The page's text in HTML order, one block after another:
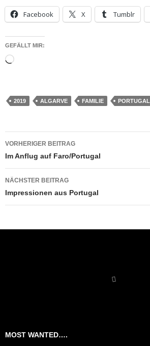
Facebook X Tumblr
GEFÄLLT MIR:
Wird
2019 ALGARVE FAMILIE PORTUGAL
Beitragsnavigation
VORHERIGER BEITRAG
Im Anflug auf Faro/Portugal
NÄCHSTER BEITRAG
Impressionen aus Portugal
MOST WANTED….